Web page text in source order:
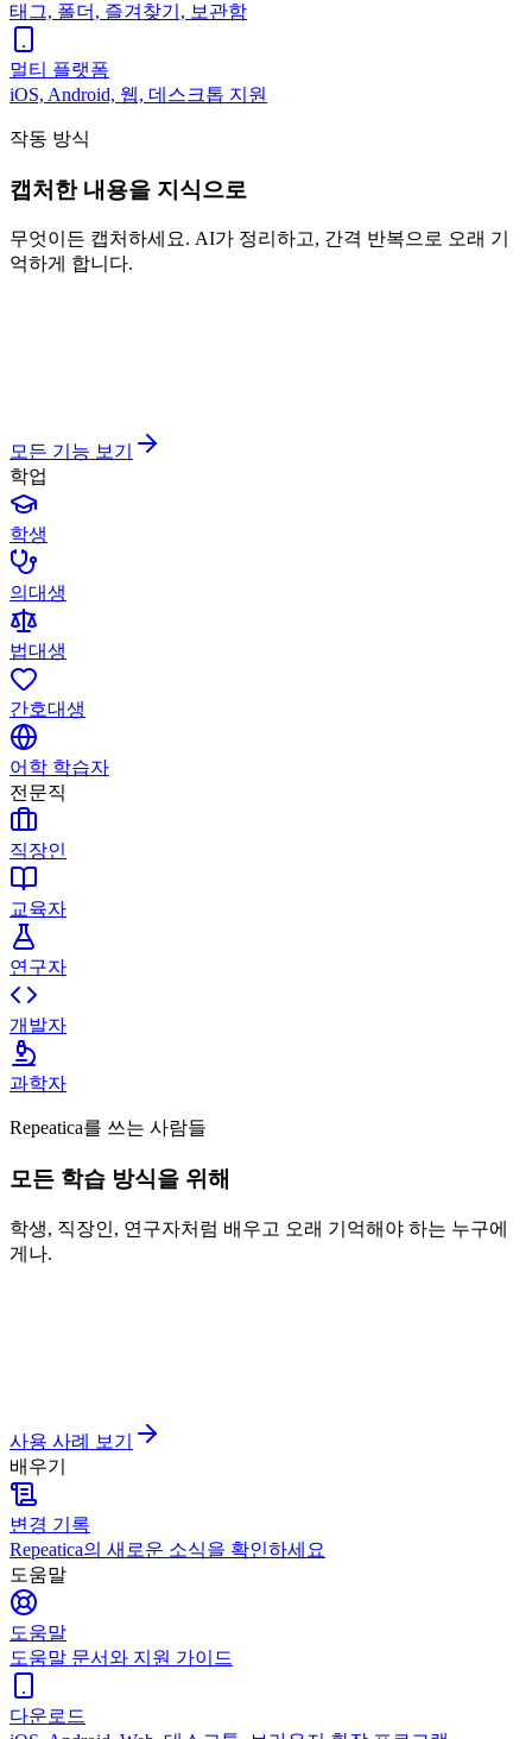
태그, 폴더, 즐겨찾기, 보관함
멀티 플랫폼
iOS, Android, 웹, 데스크톱 지원
작동 방식
캡처한 내용을 지식으로
무엇이든 캡처하세요. AI가 정리하고, 간격 반복으로 오래 기
억하게 합니다.
모든 기능 보기
학업
학생
의대생
법대생
간호대생
어학 학습자
전문직
직장인
교육자
연구자
개발자
과학자
Repeatica를 쓰는 사람들
모든 학습 방식을 위해
학생, 직장인, 연구자처럼 배우고 오래 기억해야 하는 누구에
게나.
사용 사례 보기
배우기
변경 기록
Repeatica의 새로운 소식을 확인하세요
도움말
도움말
도움말 문서와 지원 가이드
다운로드